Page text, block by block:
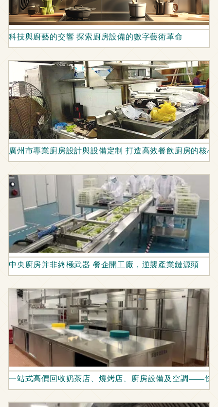
科技與廚藝的交響 探索廚房設備的數字藝術革命
廣州市專業廚房設計與設備定制 打造高效餐飲廚房的核心
中央廚房并非終極武器 餐企開工廠，逆襲產業鏈源頭
一站式高價回收奶茶店、燒烤店、廚房設備及空調——快